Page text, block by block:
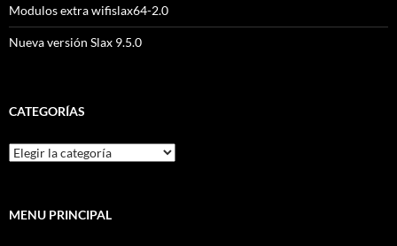
Modulos extra wifislax64-2.0
Nueva versión Slax 9.5.0
CATEGORÍAS
MENU PRINCIPAL